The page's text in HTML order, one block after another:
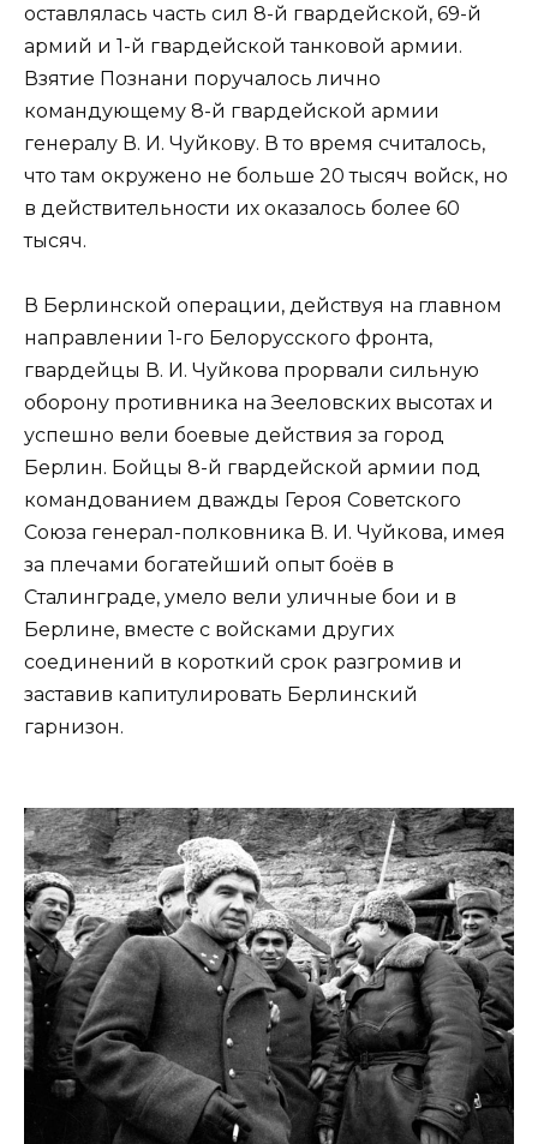
оставлялась часть сил 8-й гвардейской, 69-й
армий и 1-й гвардейской танковой армии.
Взятие Познани поручалось лично
командующему 8-й гвардейской армии
генералу В. И. Чуйкову. В то время считалось,
что там окружено не больше 20 тысяч войск, но
в действительности их оказалось более 60
тысяч.
В Берлинской операции, действуя на главном
направлении 1-го Белорусского фронта,
гвардейцы В. И. Чуйкова прорвали сильную
оборону противника на Зееловских высотах и
успешно вели боевые действия за город
Берлин. Бойцы 8-й гвардейской армии под
командованием дважды Героя Советского
Союза генерал-полковника В. И. Чуйкова, имея
за плечами богатейший опыт боёв в
Сталинграде, умело вели уличные бои и в
Берлине, вместе с войсками других
соединений в короткий срок разгромив и
заставив капитулировать Берлинский
гарнизон.